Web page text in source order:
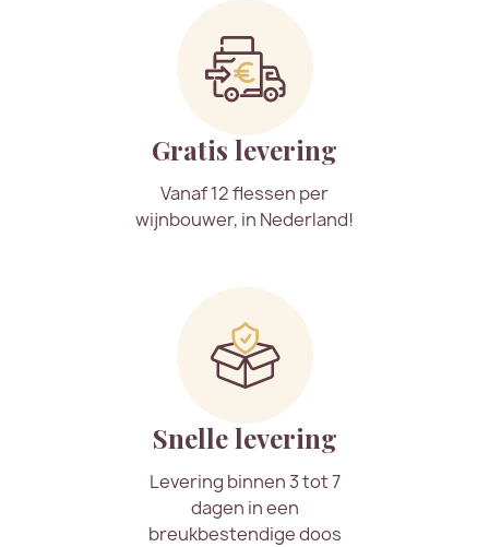
Gratis levering
Vanaf 12 flessen per
wijnbouwer, in Nederland!
Snelle levering
Levering binnen 3 tot 7
dagen in een
breukbestendige doos